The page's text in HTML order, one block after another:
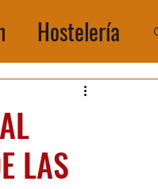
Hostelería
LAS